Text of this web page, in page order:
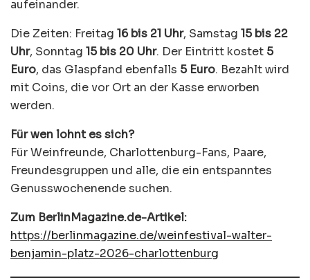
aufeinander.
Die Zeiten: Freitag 16 bis 21 Uhr, Samstag 15 bis 22
Uhr, Sonntag 15 bis 20 Uhr. Der Eintritt kostet 5
Euro, das Glaspfand ebenfalls 5 Euro. Bezahlt wird
mit Coins, die vor Ort an der Kasse erworben
werden.
Für wen lohnt es sich?
Für Weinfreunde, Charlottenburg-Fans, Paare,
Freundesgruppen und alle, die ein entspanntes
Genusswochenende suchen.
Zum BerlinMagazine.de-Artikel:
https://berlinmagazine.de/weinfestival-walter-
benjamin-platz-2026-charlottenburg